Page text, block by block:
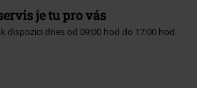
je tu pro vás
dispozici dnes od 09:00 hod do 17:00 hod.